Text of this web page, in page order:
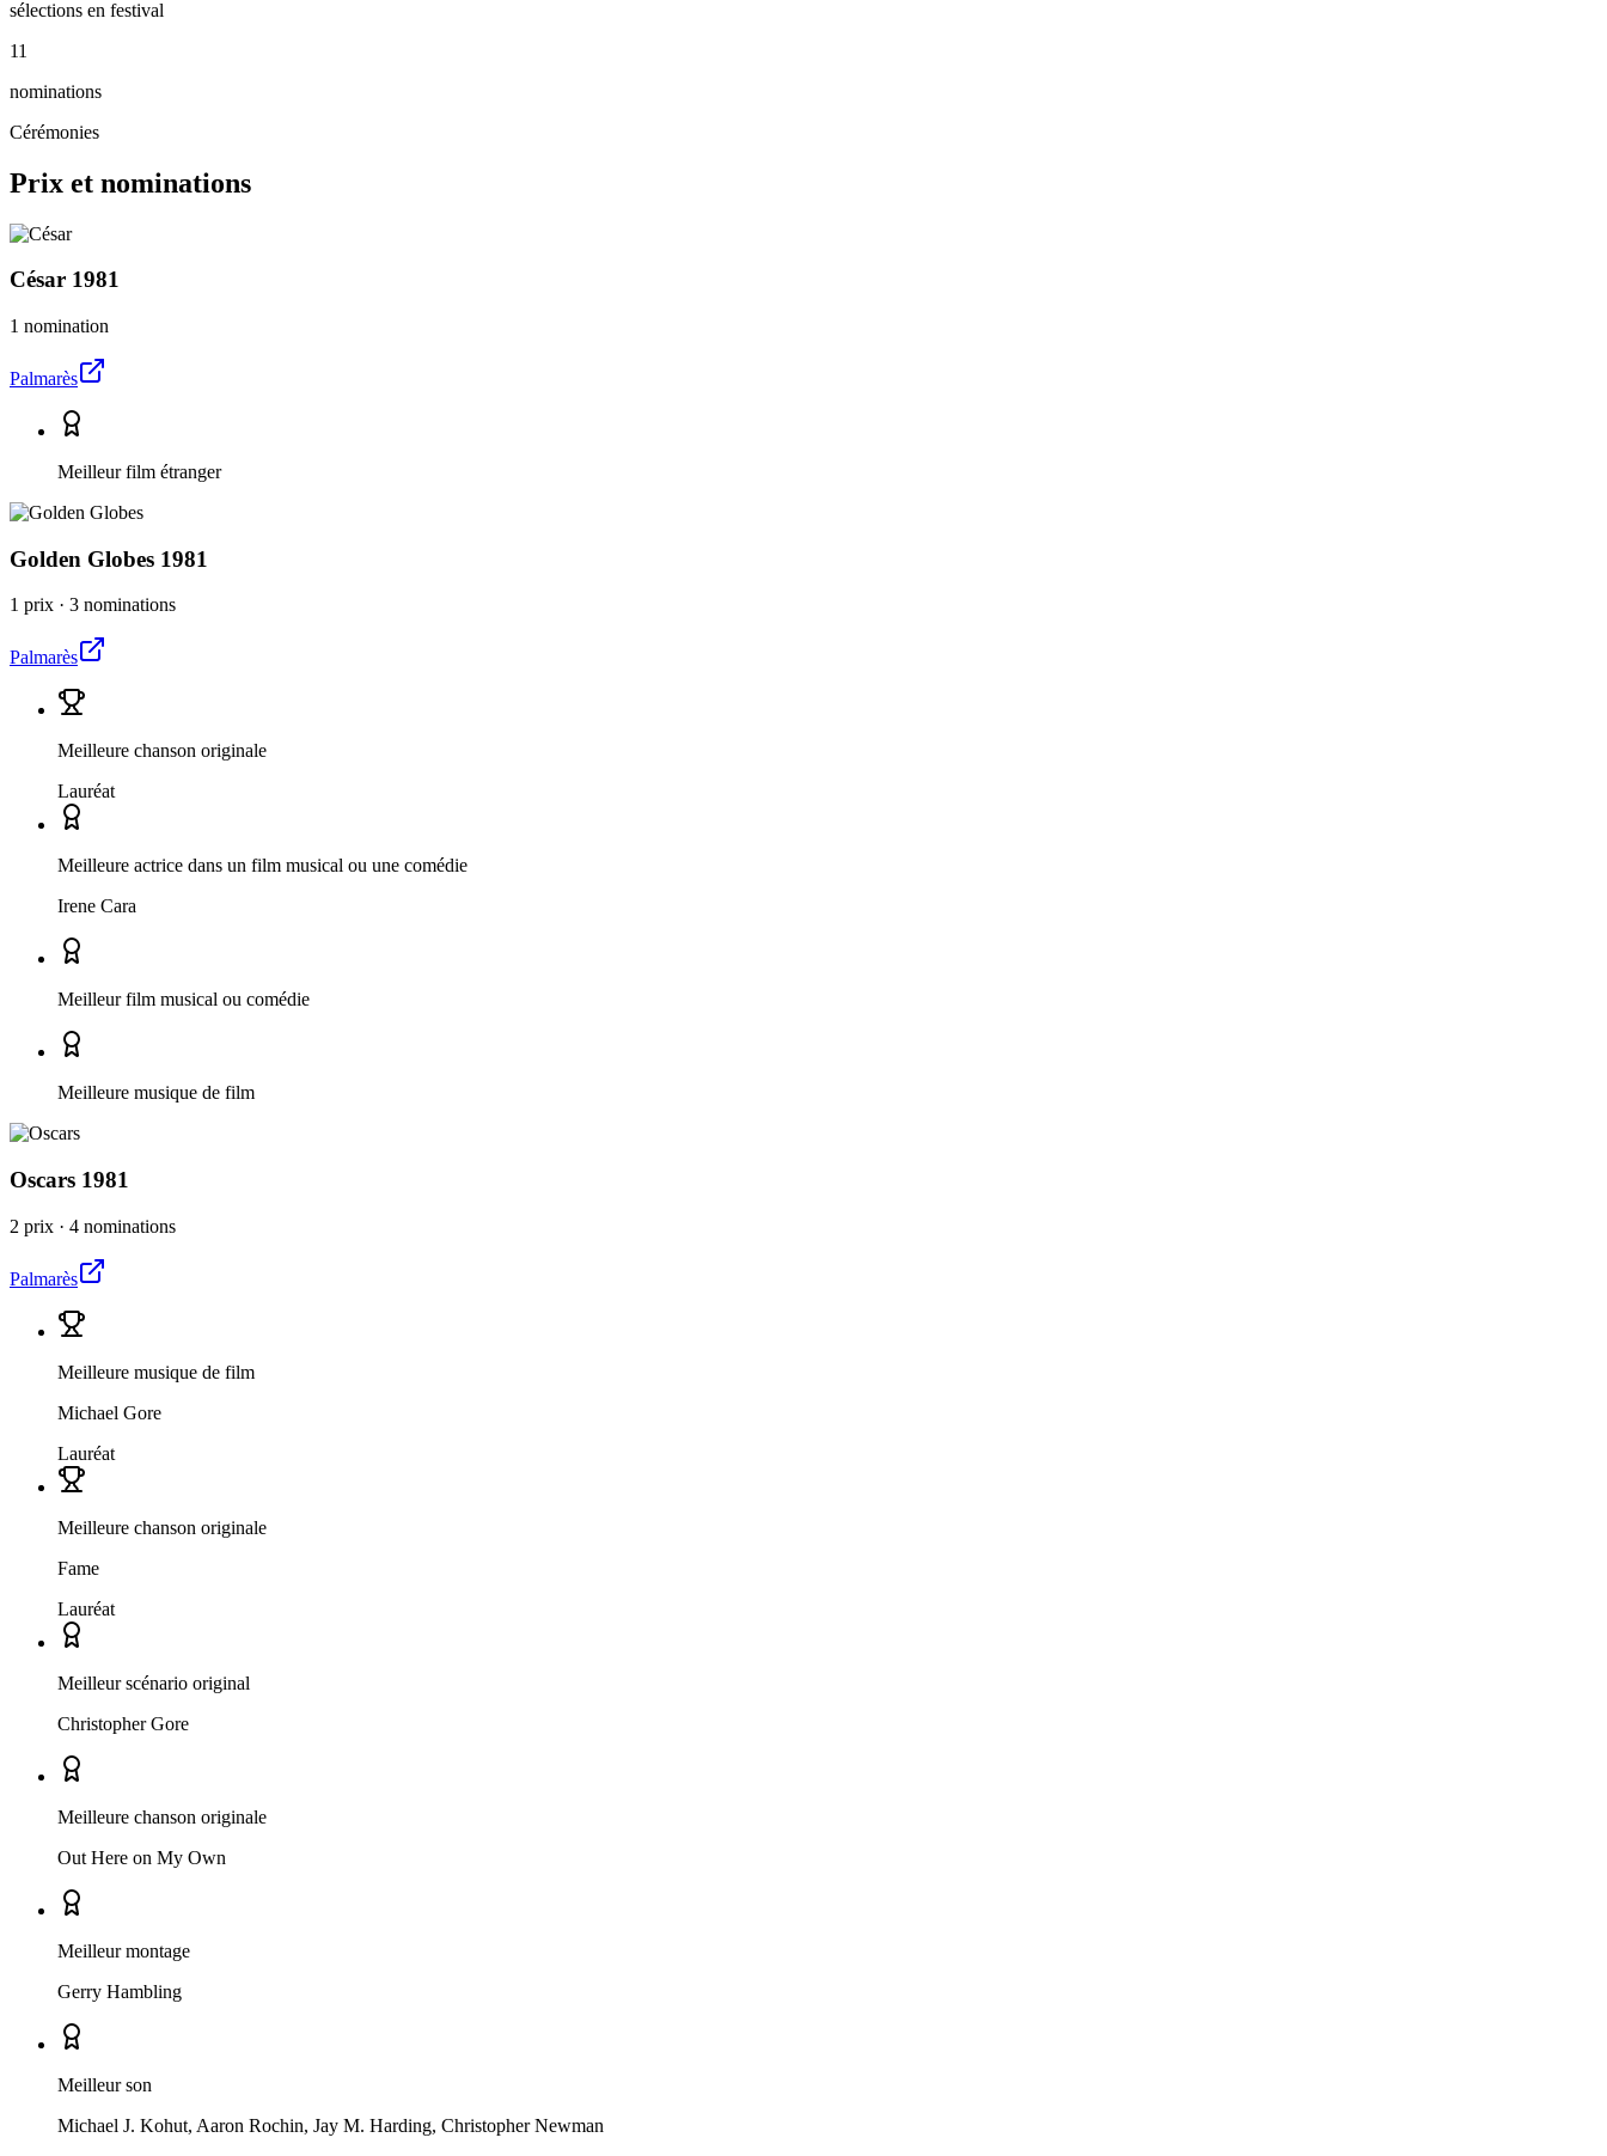
sélections en festival
11
nominations
Cérémonies
Prix et nominations
César 1981
1 nomination
Palmarès
Meilleur film étranger
Golden Globes 1981
1 prix · 3 nominations
Palmarès
Meilleure chanson originale
Lauréat
Meilleure actrice dans un film musical ou une comédie
Irene Cara
Meilleur film musical ou comédie
Meilleure musique de film
Oscars 1981
2 prix · 4 nominations
Palmarès
Meilleure musique de film
Michael Gore
Lauréat
Meilleure chanson originale
Fame
Lauréat
Meilleur scénario original
Christopher Gore
Meilleure chanson originale
Out Here on My Own
Meilleur montage
Gerry Hambling
Meilleur son
Michael J. Kohut, Aaron Rochin, Jay M. Harding, Christopher Newman